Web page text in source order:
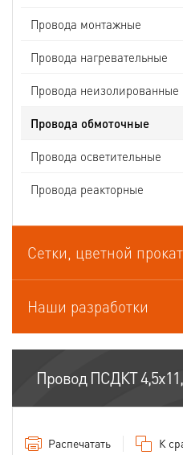
Провода монтажные
Провода нагревательные
Провода неизолированные
Провода обмоточные
Провода осветительные
Провода реакторные
Провода связи
Провода силовые для
Провода термоэлектродные
Шнуры шахтные
Сетки, цветной
Наши разработки
Провод ПСДКТ
Распечатать К